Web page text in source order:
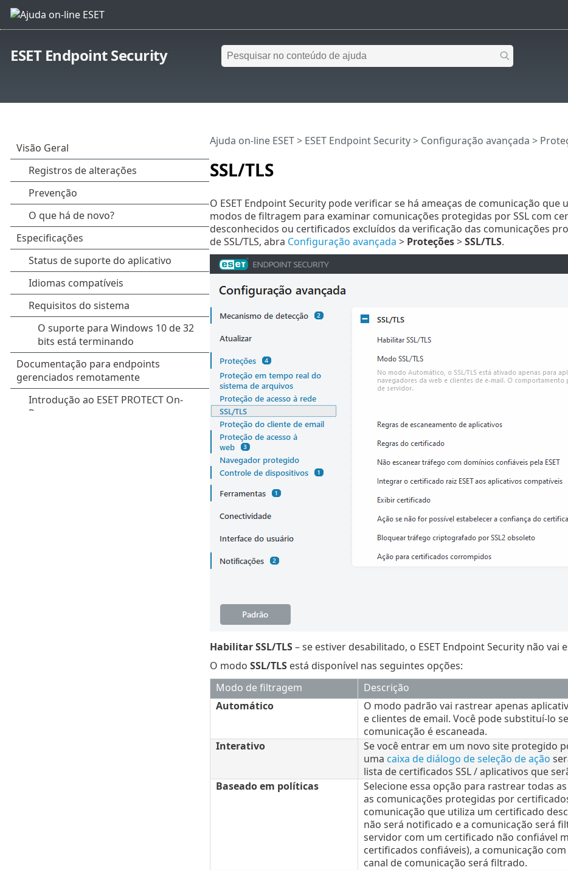
ESET Endpoint Security
SSL/TLS
Ajuda on-line ESET> ESET Endpoint Security> Configuração avançada >
O ESET Endpoint Security pode verificar se há ameaças de comunicação que
modos de filtragem para examinar comunicações protegidas por SSL com
desconhecidos ou certificados excluídos da verificação das comunicações
de SSL/TLS, abra Configuração avançada > Proteções>SSL/TLS.
Habilitar SSL/TLS– se estiver desabilitado, o ESET Endpoint Security não vai
O modo SSL/TLSestá disponível nas seguintes opções:
Modo de filtragem
Descrição
Automático
O modo padrão vai rastrear apenas
e clientes de email. Você pode substituí-lo
comunicação é escaneada.
Interativo
Se você entrar em um novo site protegido
uma caixa de diálogo de seleção de ação
lista de certificados SSL / aplicativos que
Baseado em políticas
Selecione essa opção para rastrear todas
as comunicações protegidas por
comunicação que utiliza um certificado
não será notificado e a comunicação será
servidor com um certificado não confiável
certificados confiáveis), a comunicação
canal de comunicação será filtrado.